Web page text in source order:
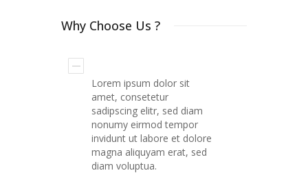
Why Choose Us ?
Lorem ipsum dolor sit
amet, consetetur
sadipscing elitr, sed diam
nonumy eirmod tempor
invidunt ut labore et dolore
magna aliquyam erat, sed
diam voluptua.